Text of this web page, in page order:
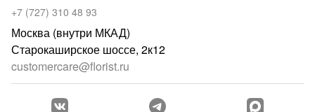
+7 (727) 310 48 93
Москва (внутри МКАД)
Старокаширское шоссе, 2к12
customercare@florist.ru